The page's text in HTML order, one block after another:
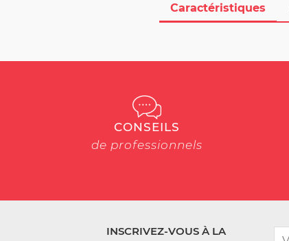
Caractéristiques
CONSEILS
de professionnels
INSCRIVEZ-VOUS À LA